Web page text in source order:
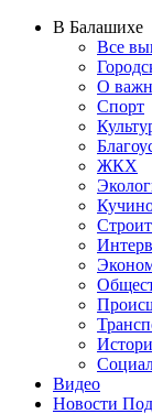
В Балашихе
Все
О
Спорт
ЖКХ
Видео
Новости